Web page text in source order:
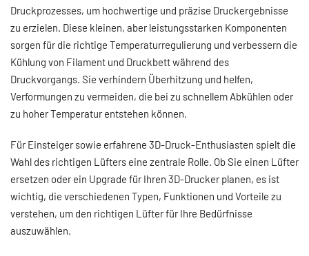
Druckprozesses, um hochwertige und präzise Druckergebnisse
zu erzielen. Diese kleinen, aber leistungsstarken Komponenten
sorgen für die richtige Temperaturregulierung und verbessern die
Kühlung von Filament und Druckbett während des
Druckvorgangs. Sie verhindern Überhitzung und helfen,
Verformungen zu vermeiden, die bei zu schnellem Abkühlen oder
zu hoher Temperatur entstehen können.
Für Einsteiger sowie erfahrene 3D-Druck-Enthusiasten spielt die
Wahl des richtigen Lüfters eine zentrale Rolle. Ob Sie einen Lüfter
ersetzen oder ein Upgrade für Ihren 3D-Drucker planen, es ist
wichtig, die verschiedenen Typen, Funktionen und Vorteile zu
verstehen, um den richtigen Lüfter für Ihre Bedürfnisse
auszuwählen.